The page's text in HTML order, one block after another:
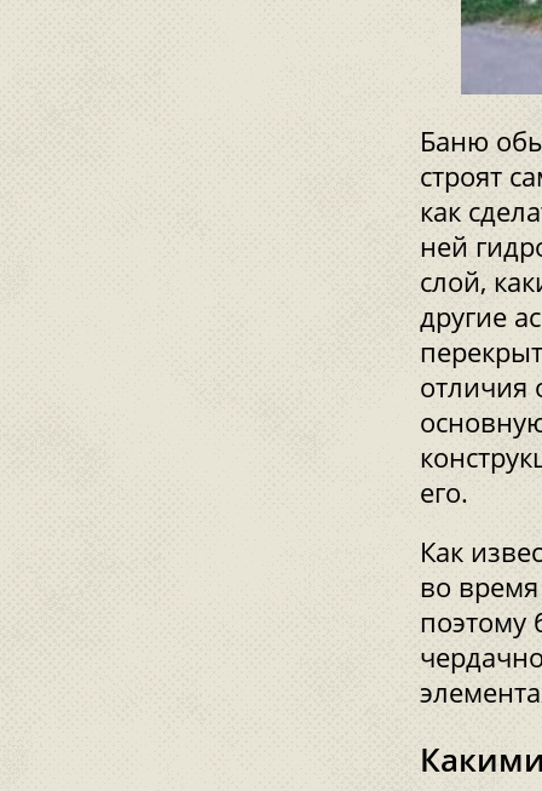
Баню
строят
как
ней
слой,
другие
отличия
его.
Как
во
поэтому